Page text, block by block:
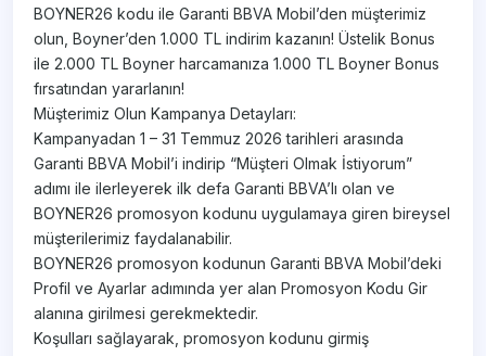
BOYNER26 kodu ile Garanti BBVA Mobil’den müşterimiz
olun, Boyner’den 1.000 TL indirim kazanın! Üstelik Bonus
ile 2.000 TL Boyner harcamanıza 1.000 TL Boyner Bonus
fırsatından yararlanın!
Müşterimiz Olun Kampanya Detayları:
Kampanyadan 1 – 31 Temmuz 2026 tarihleri arasında
Garanti BBVA Mobil’i indirip “Müşteri Olmak İstiyorum”
adımı ile ilerleyerek ilk defa Garanti BBVA’lı olan ve
BOYNER26 promosyon kodunu uygulamaya giren bireysel
müşterilerimiz faydalanabilir.
BOYNER26 promosyon kodunun Garanti BBVA Mobil’deki
Profil ve Ayarlar adımında yer alan Promosyon Kodu Gir
alanına girilmesi gerekmektedir.
Koşulları sağlayarak, promosyon kodunu girmiş